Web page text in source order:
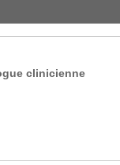
clinicienne